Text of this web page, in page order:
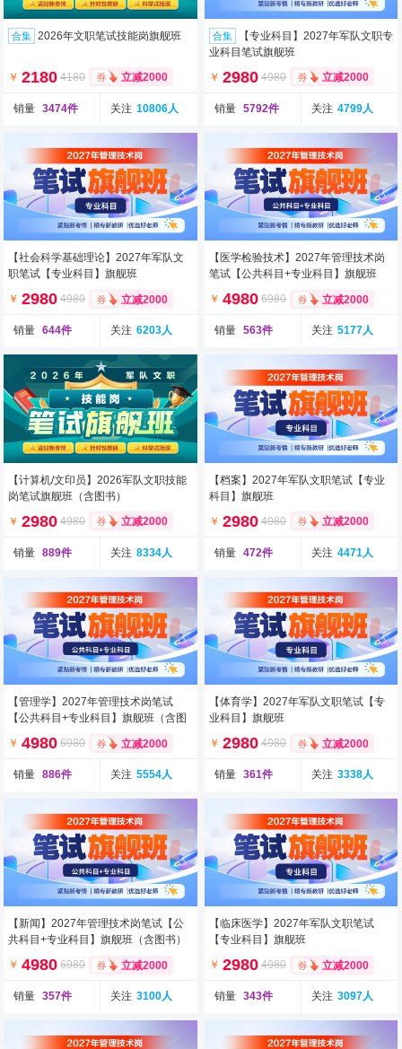
合集 2026年文职笔试技能岗旗舰班
￥ 2180 4180 立减2000
销量 3474件 关注 10806人
合集
【专业科目】2027年军队文职专
业科目笔试旗舰班
￥ 2980 4980 立减2000
销量 5792件 关注 4799人
【社会科学基础理论】2027年军队文
职笔试【专业科目】旗舰班
￥ 2980 4980 立减2000
销量 644件 关注 6203人
【医学检验技术】2027年管理技术岗
笔试【公共科目+专业科目】旗舰班
￥ 4980 6980 立减2000
销量 563件 关注 5177人
【计算机/文印员】2026军队文职技能
岗笔试旗舰班（含图书）
￥ 2980 4980 立减2000
销量 889件 关注 8334人
【档案】2027年军队文职笔试【专业
科目】旗舰班
￥ 2980 4980 立减2000
销量 472件 关注 4471人
【管理学】2027年管理技术岗笔试
【公共科目+专业科目】旗舰班（含图
￥ 4980 6980 立减2000
销量 886件 关注 5554人
【体育学】2027年军队文职笔试【专
业科目】旗舰班
￥ 2980 4980 立减2000
销量 361件 关注 3338人
【新闻】2027年管理技术岗笔试【公
共科目+专业科目】旗舰班（含图书）
￥ 4980 6980 立减2000
销量 357件 关注 3100人
【临床医学】2027年军队文职笔试
【专业科目】旗舰班
￥ 2980 4980 立减2000
销量 343件 关注 3097人